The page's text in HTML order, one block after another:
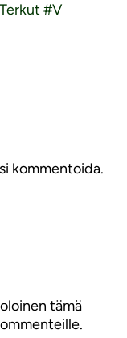
#V
kommentoida.
tämä